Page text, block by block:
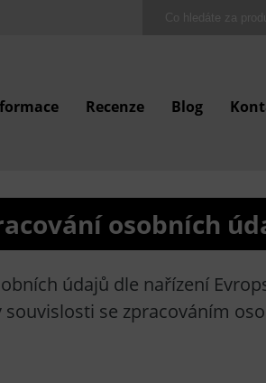
Recenze Blog
osobních
údajů dle nařízení
se zpracováním